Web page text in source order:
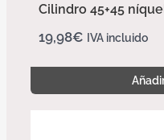
Cilindro 45+45
19,98€ IVA incluido